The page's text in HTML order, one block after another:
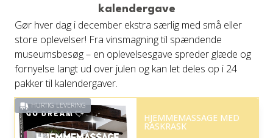
kalendergave
Gør hver dag i december ekstra særlig med små eller
store oplevelser! Fra vinsmagning til spændende
museumsbesøg – en oplevelsesgave spreder glæde og
fornyelse langt ud over julen og kan let deles op i 24
pakker til kalendergaver.
HURTIG LEVERING
HJEMMEMASSAGE MED
RASKRASK